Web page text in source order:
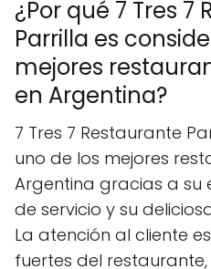
¿Por qué 7 Tres 7
Parrilla es
mejores
en Argentina?
7 Tres 7 Restaurante
uno de los mejores
Argentina gracias a su
de servicio y su
La atención al cliente
fuertes del